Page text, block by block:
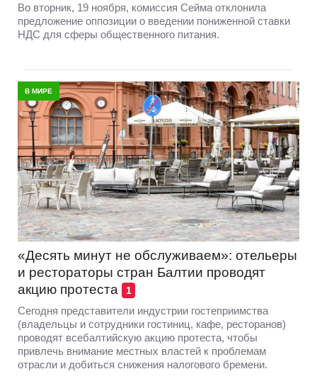
Во вторник, 19 ноября, комиссия Сейма отклонила
предложение оппозиции о введении пониженной ставки
НДС для сферы общественного питания.
В МИРЕ
«Десять минут не обслуживаем»: отельеры
и рестораторы стран Балтии проводят
акцию протеста
1
Сегодня представители индустрии гостеприимства
(владельцы и сотрудники гостиниц, кафе, ресторанов)
проводят всебалтийскую акцию протеста, чтобы
привлечь внимание местных властей к проблемам
отрасли и добиться снижения налогового бремени.